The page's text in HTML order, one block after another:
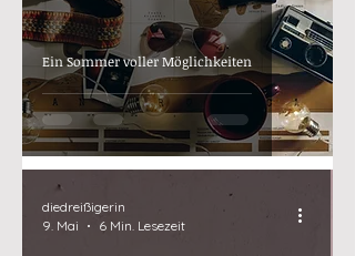
Ein Sommer voller Möglichkeiten
diedreißigerin
9. Mai
6 Min. Lesezeit